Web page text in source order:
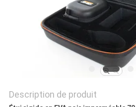
Description de produit